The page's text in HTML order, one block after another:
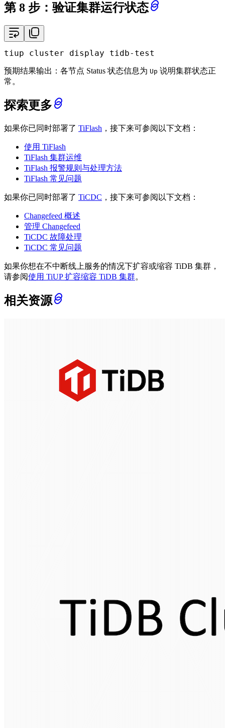
第 8 步：验证集群运行状态
tiup cluster display tidb-test
预期结果输出：各节点 Status 状态信息为 Up 说明集群状态正
常。
探索更多
如果你已同时部署了 TiFlash ，接下来可参阅以下文档：
使用 TiFlash
TiFlash 集群运维
TiFlash 报警规则与处理方法
TiFlash 常见问题
如果你已同时部署了 TiCDC ，接下来可参阅以下文档：
Changefeed 概述
管理 Changefeed
TiCDC 故障处理
TiCDC 常见问题
如果你想在不中断线上服务的情况下扩容或缩容 TiDB 集群，
请参阅使用 TiUP 扩容缩容 TiDB 集群。
相关资源